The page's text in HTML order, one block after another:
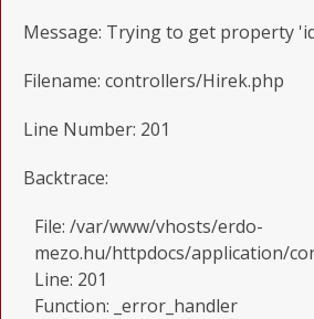
Message: Trying to get property
Filename: controllers/Hirek.php
Line Number: 201
Backtrace:
File: /var/www/vhosts/erdo-
mezo.hu/httpdocs/application/
Line: 201
Function: _error_handler